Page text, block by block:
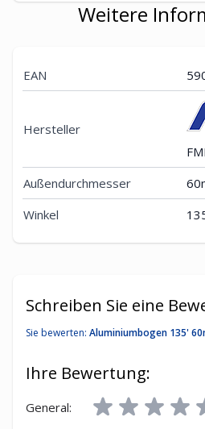
Weitere
EAN
Hersteller
Außendurchmesser
Winkel
Schreiben Sie eine
Sie bewerten: Aluminiumbogen 135'
Ihre Bewertung:
General: